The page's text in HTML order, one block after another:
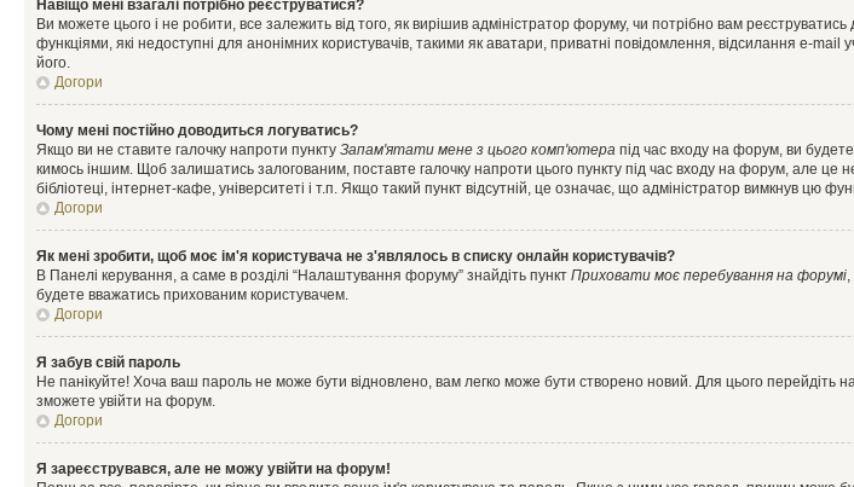
Навіщо мені взагалі потрібно реєструватися?
Ви можете цього і не робити, все залежить від того, як вирішив адміністратор форуму, чи потрібно вам
функціями, які недоступні для анонімних користувачів, такими як аватари, приватні повідомлення, відсилання e-
його.
Догори
Чому мені постійно доводиться логуватись?
Якщо ви не ставите галочку напроти пункту Запам'ятати мене з цього комп'ютера під час входу на форум, ви
кимось іншим. Щоб залишатись залогованим, поставте галочку напроти цього пункту під час входу на форум, але
бібліотеці, інтернет-кафе, університеті і т.п. Якщо такий пункт відсутній, це означає, що адміністратор вимкнув цю
Догори
Як мені зробити, щоб моє ім'я користувача не з'являлось в списку онлайн користувачів?
В Панелі керування, а саме в розділі “Налаштування форуму” знайдіть пункт Приховати моє перебування на форумі
будете вважатись прихованим користувачем.
Догори
Я забув свій пароль
Не панікуйте! Хоча ваш пароль не може бути відновлено, вам легко може бути створено новий. Для цього перейдіть
зможете увійти на форум.
Догори
Я зареєструвався, але не можу увійти на форум!